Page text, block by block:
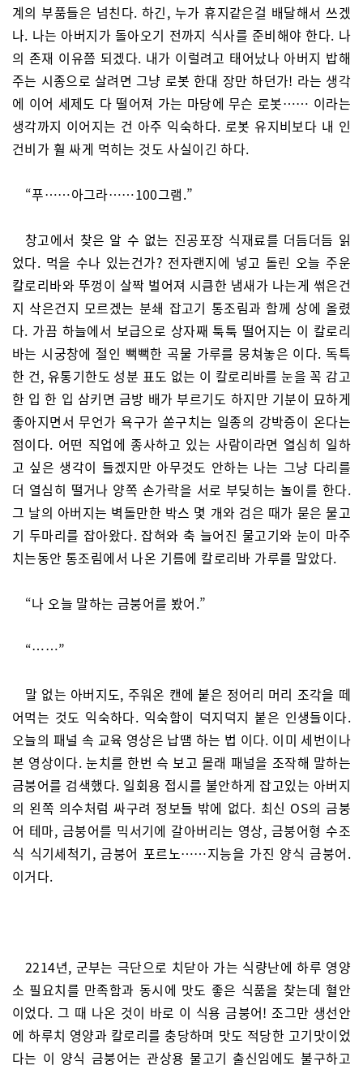
계의 부품들은 넘친다. 하긴, 누가 휴지같은걸 배달해서 쓰겠
나. 나는 아버지가 돌아오기 전까지 식사를 준비해야 한다. 나
의 존재 이유쯤 되겠다. 내가 이럴려고 태어났나 아버지 밥해
주는 시종으로 살려면 그냥 로봇 한대 장만 하던가! 라는 생각
에 이어 세제도 다 떨어져 가는 마당에 무슨 로봇…… 이라는
생각까지 이어지는 건 아주 익숙하다. 로봇 유지비보다 내 인
건비가 훨 싸게 먹히는 것도 사실이긴 하다.
“푸……아그라……100그램.”
창고에서 찾은 알 수 없는 진공포장 식재료를 더듬더듬 읽
었다. 먹을 수나 있는건가? 전자랜지에 넣고 돌린 오늘 주운
칼로리바와 뚜껑이 살짝 벌어져 시큼한 냄새가 나는게 썪은건
지 삭은건지 모르겠는 분쇄 잡고기 통조림과 함께 상에 올렸
다. 가끔 하늘에서 보급으로 상자째 툭툭 떨어지는 이 칼로리
바는 시궁창에 절인 뻑뻑한 곡물 가루를 뭉쳐놓은 이다. 독특
한 건, 유통기한도 성분 표도 없는 이 칼로리바를 눈을 꼭 감고
한 입 한 입 삼키면 금방 배가 부르기도 하지만 기분이 묘하게
좋아지면서 무언가 욕구가 쏟구치는 일종의 강박증이 온다는
점이다. 어떤 직업에 종사하고 있는 사람이라면 열심히 일하
고 싶은 생각이 들겠지만 아무것도 안하는 나는 그냥 다리를
더 열심히 떨거나 양쪽 손가락을 서로 부딪히는 놀이를 한다.
그 날의 아버지는 벽돌만한 박스 몇 개와 검은 때가 묻은 물고
기 두마리를 잡아왔다. 잡혀와 축 늘어진 물고기와 눈이 마주
치는동안 통조림에서 나온 기름에 칼로리바 가루를 말았다.
“나 오늘 말하는 금붕어를 봤어.”
“……”
말 없는 아버지도, 주워온 캔에 붙은 정어리 머리 조각을 떼
어먹는 것도 익숙하다. 익숙함이 덕지덕지 붙은 인생들이다.
오늘의 패널 속 교육 영상은 납땜 하는 법 이다. 이미 세번이나
본 영상이다. 눈치를 한번 슥 보고 몰래 패널을 조작해 말하는
금붕어를 검색했다. 일회용 접시를 불안하게 잡고있는 아버지
의 왼쪽 의수처럼 싸구려 정보들 밖에 없다. 최신 OS의 금붕
어 테마, 금붕어를 믹서기에 갈아버리는 영상, 금붕어형 수조
식 식기세척기, 금붕어 포르노……지능을 가진 양식 금붕어.
이거다.
2214년, 군부는 극단으로 치닫아 가는 식량난에 하루 영양
소 필요치를 만족함과 동시에 맛도 좋은 식품을 찾는데 혈안
이었다. 그 때 나온 것이 바로 이 식용 금붕어! 조그만 생선안
에 하루치 영양과 칼로리를 충당하며 맛도 적당한 고기맛이었
다는 이 양식 금붕어는 관상용 물고기 출신임에도 불구하고